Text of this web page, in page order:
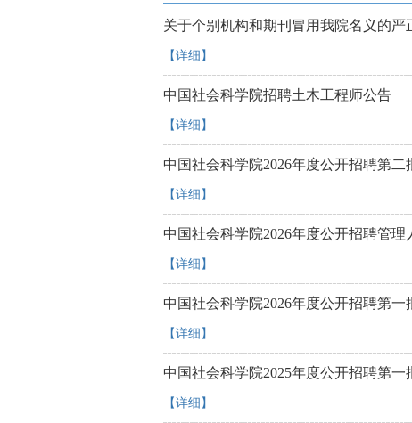
关于个别机构和期刊冒用我院名义的严
【详细】
中国社会科学院招聘土木工程师公告
【详细】
中国社会科学院2026年度公开招聘第
【详细】
中国社会科学院2026年度公开招聘管理
【详细】
中国社会科学院2026年度公开招聘第
【详细】
中国社会科学院2025年度公开招聘第
【详细】